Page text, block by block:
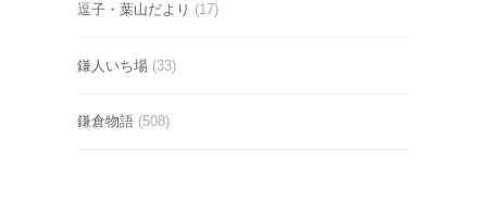
逗子・葉山だより (17)
鎌人いち場 (33)
鎌倉物語 (508)